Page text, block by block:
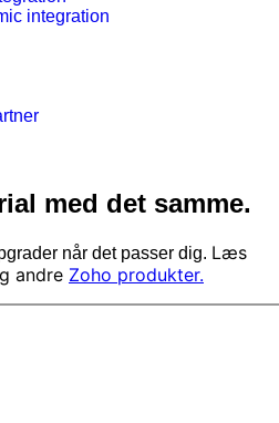
integration
med det samme.
når det passer dig. Læs
andre Zoho produkter.